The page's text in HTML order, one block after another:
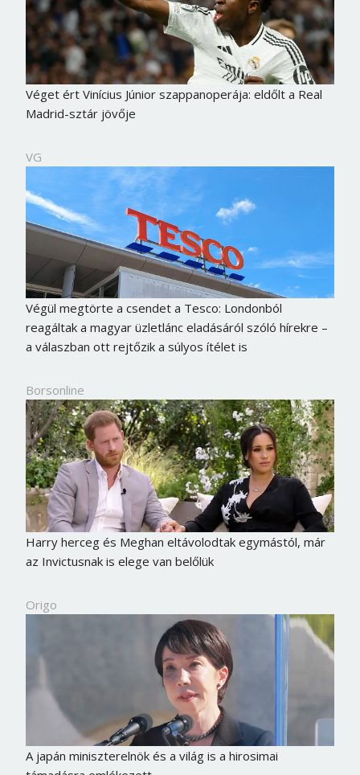
Véget ért Vinícius Júnior szappanoperája: eldőlt a Real
Madrid-sztár jövője
VG
Végül megtörte a csendet a Tesco: Londonból
reagáltak a magyar üzletlánc eladásáról szóló hírekre –
a válaszban ott rejtőzik a súlyos ítélet is
Borsonline
Harry herceg és Meghan eltávolodtak egymástól, már
az Invictusnak is elege van belőlük
Origo
A japán miniszterelnök és a világ is a hirosimai